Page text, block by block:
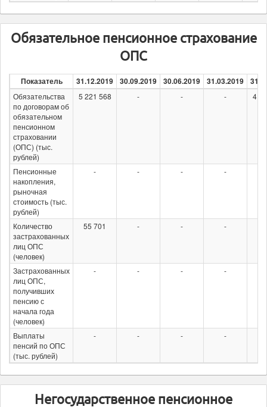
Обязательное пенсионное страхование
ОПС
Показатель 31.12.2019 30.09.2019 30.06.2019 31.03.2019
Обязательства
по договорам об
обязательном
пенсионном
страховании
(ОПС) (тыс.
рублей)
5 221 568 - - - 4
Пенсионные
накопления,
рыночная
стоимость (тыс.
рублей)
- - - -
Количество
застрахованных
лиц ОПС
(человек)
55 701 - - -
Застрахованных
лиц ОПС,
получивших
пенсию с
начала года
(человек)
- - - -
Выплаты
пенсий по ОПС
(тыс. рублей)
- - - -
Негосударственное пенсионное